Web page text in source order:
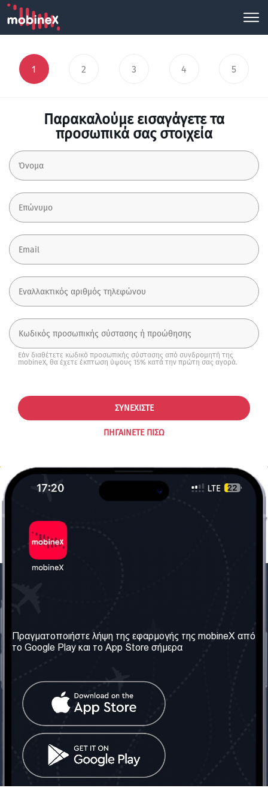
1 2 3 4 5
Παρακαλούμε εισαγάγετε τα
προσωπικά σας στοιχεία
Εάν διαθέτετε κωδικό προσωπικής σύστασης από συνδρομητή της
mobineX, θα έχετε έκπτωση ύψους 15% κατά την πρώτη σας αγορά.
ΠΗΓΑΊΝΕΤΕ ΠΊΣΩ
ΣΥΝΕΧΊΣΤΕ
Σχετικά με εμάς
Οι Υπηρεσίες μας
Όροι & Προϋποθέσεις
Πολιτική Απορρήτου
Επικοινωνήστε μαζί μας
Ηνωμένο Βασίλειο: Λονδίνο
Τηλ: +442030340050
info@mobinex.com
Επικοινωνήστε μαζί μας
Κοινωνικά Δίκτυα
Πραγματοποιήστε λήψη της εφαρμογής της mobineX από
το Google Play και το App Store σήμερα